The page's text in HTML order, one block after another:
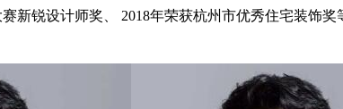
新锐设计师奖、 2018年荣获杭州市优秀住宅装饰奖